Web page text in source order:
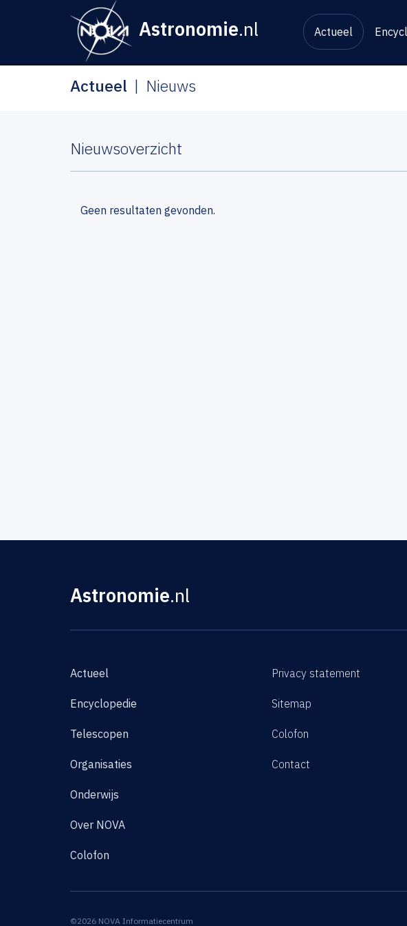
Astronomie.nl Actueel
Actueel Nieuws
Nieuwsoverzicht
Geen resultaten gevonden.
Astronomie.nl
Actueel
Encyclopedie
Telescopen
Organisaties
Onderwijs
Over NOVA
Colofon
Privacy statement
Sitemap
Colofon
Contact
©2026 NOVA Informatiecentrum